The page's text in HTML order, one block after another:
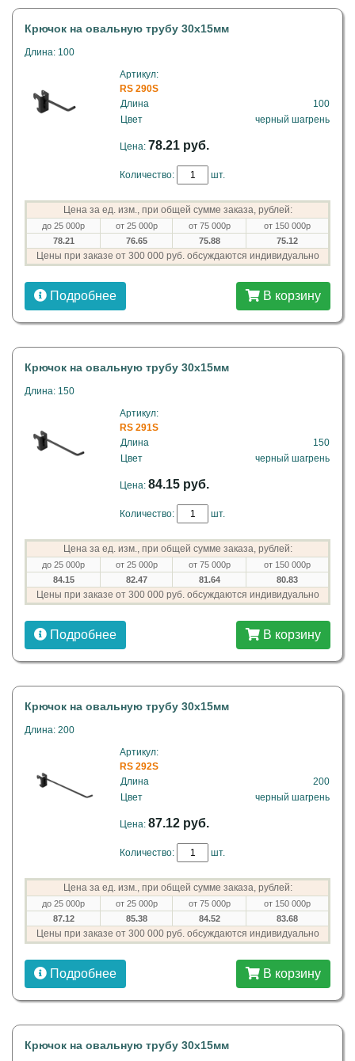
Крючок на овальную трубу 30х15мм
Длина: 100
Артикул:
RS 290S
Длина
100
Цвет
черный шагрень
Цена: 78.21 руб.
Количество: шт.
Цена за ед. изм., при общей сумме заказа, рублей:
до 25 000р от 25 000р от 75 000р
от 150 000р
78.21
76.65 75.88 75.12
Цены при заказе от 300 000 руб. обсуждаются индивидуально
Подробнее В корзину
Крючок на овальную трубу 30х15мм
Длина: 150
Артикул:
RS 291S
Длина
150
Цвет
черный шагрень
Цена: 84.15 руб.
Количество: шт.
Цена за ед. изм., при общей сумме заказа, рублей:
до 25 000р от 25 000р от 75 000р
от 150 000р
84.15
82.47 81.64 80.83
Цены при заказе от 300 000 руб. обсуждаются индивидуально
Подробнее В корзину
Крючок на овальную трубу 30х15мм
Длина: 200
Артикул:
RS 292S
Длина
200
Цвет
черный шагрень
Цена: 87.12 руб.
Количество: шт.
Цена за ед. изм., при общей сумме заказа, рублей:
до 25 000р от 25 000р от 75 000р
от 150 000р
87.12
85.38 84.52 83.68
Цены при заказе от 300 000 руб. обсуждаются индивидуально
Подробнее В корзину
Крючок на овальную трубу 30х15мм